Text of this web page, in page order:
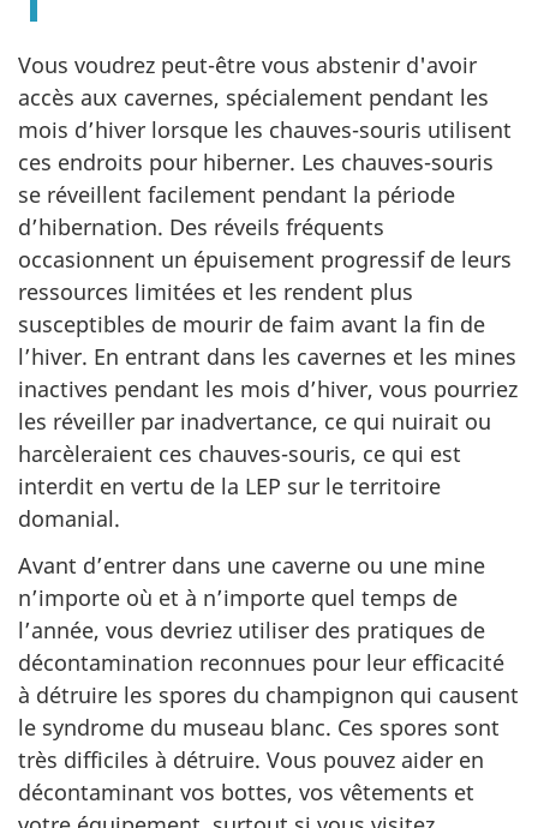
Vous voudrez peut-être vous abstenir d'avoir
accès aux cavernes, spécialement pendant les
mois d’hiver lorsque les chauves-souris utilisent
ces endroits pour hiberner. Les chauves-souris
se réveillent facilement pendant la période
d’hibernation. Des réveils fréquents
occasionnent un épuisement progressif de leurs
ressources limitées et les rendent plus
susceptibles de mourir de faim avant la fin de
l’hiver. En entrant dans les cavernes et les mines
inactives pendant les mois d’hiver, vous pourriez
les réveiller par inadvertance, ce qui nuirait ou
harcèleraient ces chauves-souris, ce qui est
interdit en vertu de la LEP sur le territoire
domanial.
Avant d’entrer dans une caverne ou une mine
n’importe où et à n’importe quel temps de
l’année, vous devriez utiliser des pratiques de
décontamination reconnues pour leur efficacité
à détruire les spores du champignon qui causent
le syndrome du museau blanc. Ces spores sont
très difficiles à détruire. Vous pouvez aider en
décontaminant vos bottes, vos vêtements et